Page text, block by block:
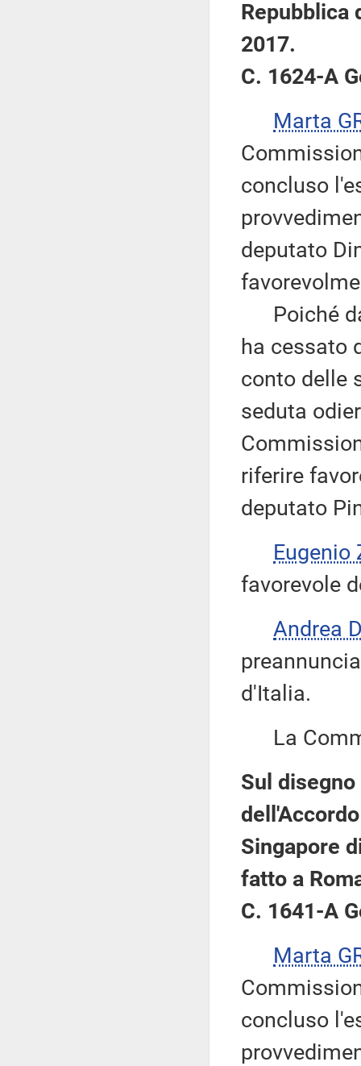
Repubblica
2017.
C. 1624-A
Marta
concluso
deputato
Poiché
ha cessato
conto delle
seduta
riferire
deputato
Eugenio
favorevole
Andrea
d'Italia.
La
Sul
Singapore
fatto a
C. 1641-A
Marta
concluso